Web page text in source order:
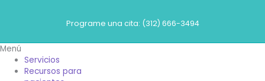
Programe una cita: (312) 666-3494
Menú
Servicios
Recursos para